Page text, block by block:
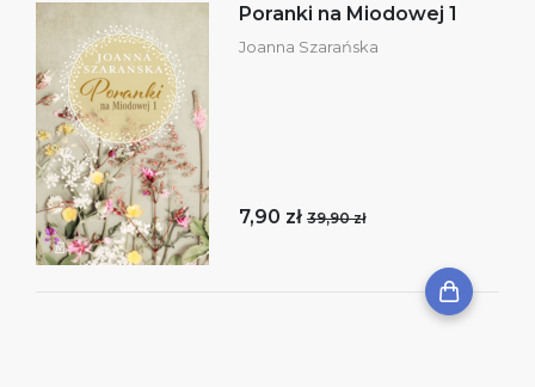
Poranki na Miodowej 1
Joanna Szarańska
7,90 zł 39,90 zł